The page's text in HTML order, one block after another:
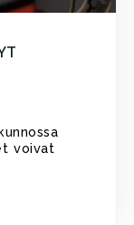
voivat